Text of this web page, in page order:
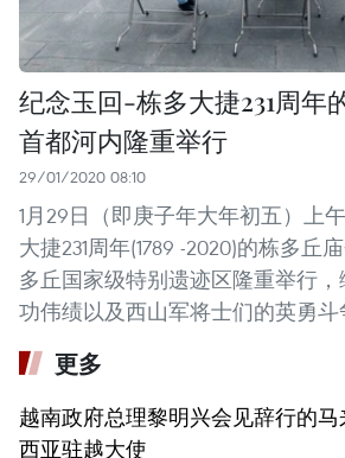
纪念玉回-栋多大捷231周年
首都河内隆重举行
29/01/2020 08:10
1月29日（即庚子年大年初五）上
大捷231周年(1789 -2020)的栋多丘
多丘国家级特别遗迹区隆重举行
功伟绩以及西山军将士们的英勇斗
更多
越南政府总理黎明兴会见辞行的马
西亚驻越大使